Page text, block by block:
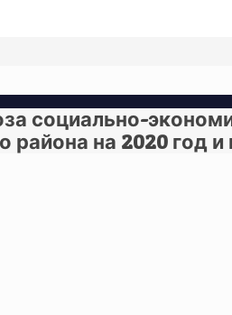
социально-
района на 2020 год